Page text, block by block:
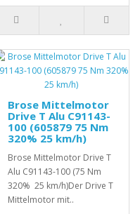
Brose Mittelmotor
Drive T Alu C91143-
100 (605879 75 Nm
320% 25 km/h)
Brose Mittelmotor Drive T
Alu C91143-100 (75 Nm
320% 25 km/h)Der Drive T
Mittelmotor mit..